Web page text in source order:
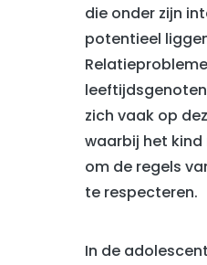
die onder zijn
potentieel
zich vaak op
waarbij het
om de regels
te respecteren.
In de